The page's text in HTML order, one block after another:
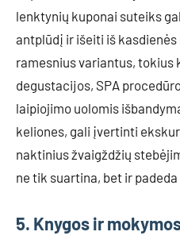
lenktynių kuponai suteiks
antplūdį ir išeiti iš
ramesnius variantus, tokius
degustacijos, SPA
laipiojimo uolomis
keliones, gali įvertinti
naktinius žvaigždžių
ne tik suartina, bet ir
5. Knygos ir